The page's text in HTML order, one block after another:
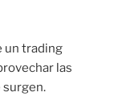
un trading
las
surgen.